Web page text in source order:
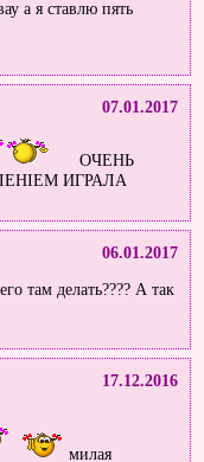
а я ставлю пять
07.01.2017
ОЧЕНЬ
ИГРАЛА
06.01.2017
там делать???? А так
17.12.2016
милая